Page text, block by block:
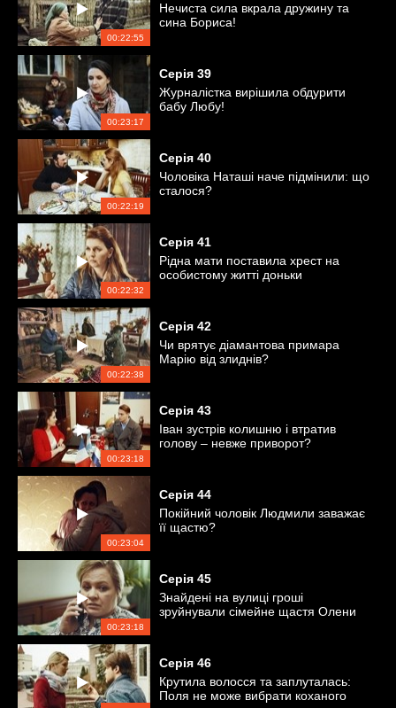
00:22:55
Нечиста сила вкрала дружину та
сина Бориса!
00:23:17
Серія 39
Журналістка вирішила обдурити
бабу Любу!
00:22:19
Серія 40
Чоловіка Наташі наче підмінили: що
сталося?
00:22:32
Серія 41
Рідна мати поставила хрест на
особистому житті доньки
00:22:38
Серія 42
Чи врятує діамантова примара
Марію від злиднів?
00:23:18
Серія 43
Іван зустрів колишню і втратив
голову – невже приворот?
00:23:04
Серія 44
Покійний чоловік Людмили заважає
її щастю?
00:23:18
Серія 45
Знайдені на вулиці гроші
зруйнували сімейне щастя Олени
Серія 46
Крутила волосся та заплуталась:
Поля не може вибрати коханого